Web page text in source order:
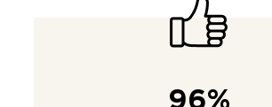
96%